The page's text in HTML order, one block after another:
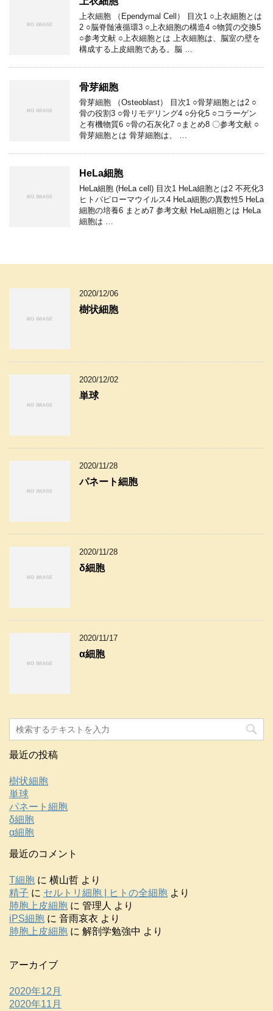
上衣細胞 （Ependymal Cell） 目次1 ○上衣細胞とは
2 ○脳脊髄液循環3 ○上衣細胞の構造4 ○物質の交換5
○参考文献 ○上衣細胞とは 上衣細胞は、脳室の壁を
構成する上皮細胞である。脳 …
骨芽細胞
骨芽細胞 （Osteoblast） 目次1 ○骨芽細胞とは2 ○
骨の役割3 ○骨リモデリング4 ○分化5 ○コラーゲン
と有機物質6 ○骨の石灰化7 ○まとめ8 〇参考文献 ○
骨芽細胞とは 骨芽細胞は、 …
HeLa細胞
HeLa細胞 (HeLa cell) 目次1 HeLa細胞とは2 不死化3
ヒトパピローマウイルス4 HeLa細胞の異数性5 HeLa
細胞の培養6 まとめ7 参考文献 HeLa細胞とは HeLa
細胞は …
2020/12/06
樹状細胞
2020/12/02
単球
2020/11/28
パネート細胞
2020/11/28
δ細胞
2020/11/17
α細胞
最近の投稿
樹状細胞
単球
パネート細胞
δ細胞
α細胞
最近のコメント
T細胞 に 横山哲 より
精子 に セルトリ細胞 | ヒトの全細胞 より
肺胞上皮細胞 に 管理人 より
iPS細胞 に 音雨哀衣 より
肺胞上皮細胞 に 解剖学勉強中 より
アーカイブ
2020年12月
2020年11月